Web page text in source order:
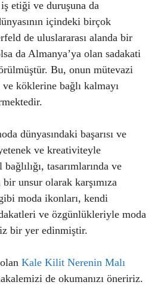
etiği ve duruşuna da
içindeki birçok
de uluslararası alanda bir
da Almanya’ya olan sadakati
Bu, onun mütevazi
köklerine bağlı kalmayı
dünyasındaki başarısı ve
ve kreativiteyle
tasarımlarında ve
bir unsur olarak karşımıza
moda ikonları, kendi
ve özgünlükleriyle moda
bir yer edinmiştir.
Kale Kilit Nerenin Malı
de okumanızı öneririz.